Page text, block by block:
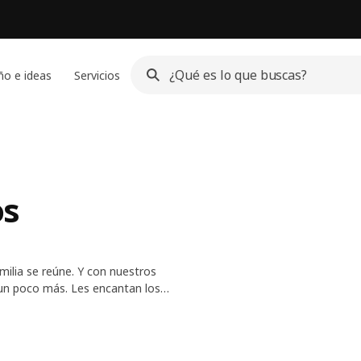
e ideas Servicios
se reúne. Y con nuestros
poco más. Les encantan los
BPA y son muy